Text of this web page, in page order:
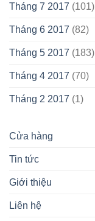
Tháng 7 2017 (101)
Tháng 6 2017 (82)
Tháng 5 2017 (183)
Tháng 4 2017 (70)
Tháng 2 2017 (1)
Cửa hàng
Tin tức
Giới thiệu
Liên hệ